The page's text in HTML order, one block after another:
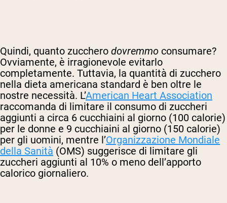
Quindi, quanto zucchero dovremmo consumare?
Ovviamente, è irragionevole evitarlo
completamente. Tuttavia, la quantità di zucchero
nella dieta americana standard è ben oltre le
nostre necessità. L’American Heart Association
raccomanda di limitare il consumo di zuccheri
aggiunti a circa 6 cucchiaini al giorno (100 calorie)
per le donne e 9 cucchiaini al giorno (150 calorie)
per gli uomini, mentre l’Organizzazione Mondiale
della Sanità (OMS) suggerisce di limitare gli
zuccheri aggiunti al 10% o meno dell’apporto
calorico giornaliero.